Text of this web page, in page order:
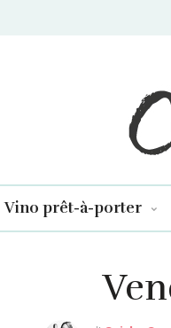
Vino prêt-à-porter